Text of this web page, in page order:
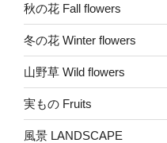
秋の花 Fall flowers
冬の花 Winter flowers
山野草 Wild flowers
実もの Fruits
風景 LANDSCAPE